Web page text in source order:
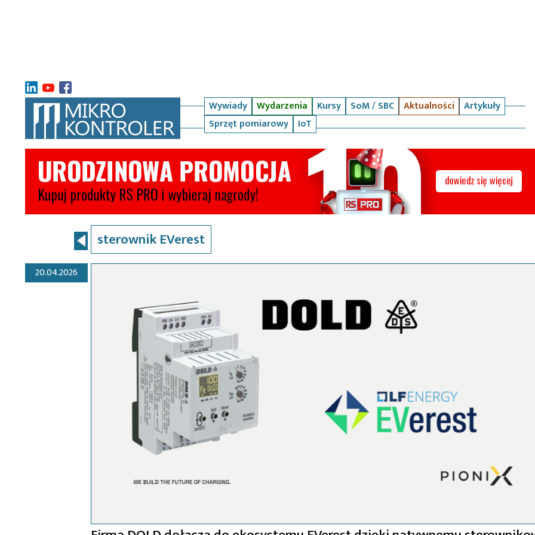
Wywiady Wydarzenia Kursy SoM / SBC Aktualności
Artykuły
Sprzęt pomiarowy
IoT
sterownik EVerest
20.04.2026